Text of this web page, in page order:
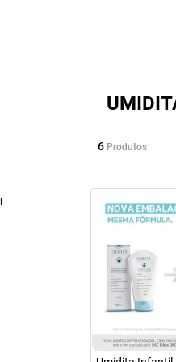
6 Produtos